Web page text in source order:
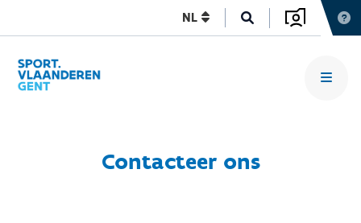
NL
Contacteer ons